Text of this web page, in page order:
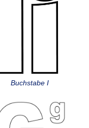
Buchstabe I